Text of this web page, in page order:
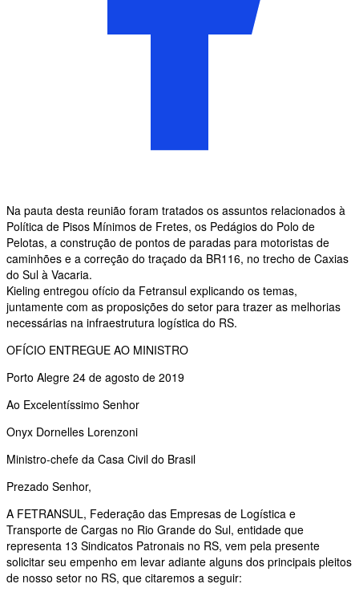
Na pauta desta reunião foram tratados os assuntos relacionados à
Política de Pisos Mínimos de Fretes, os Pedágios do Polo de
Pelotas, a construção de pontos de paradas para motoristas de
caminhões e a correção do traçado da BR116, no trecho de Caxias
do Sul à Vacaria.
Kieling entregou ofício da Fetransul explicando os temas,
juntamente com as proposições do setor para trazer as melhorias
necessárias na infraestrutura logística do RS.
OFÍCIO ENTREGUE AO MINISTRO
Porto Alegre 24 de agosto de 2019
Ao Excelentíssimo Senhor
Onyx Dornelles Lorenzoni
Ministro-chefe da Casa Civil do Brasil
Prezado Senhor,
A FETRANSUL, Federação das Empresas de Logística e
Transporte de Cargas no Rio Grande do Sul, entidade que
representa 13 Sindicatos Patronais no RS, vem pela presente
solicitar seu empenho em levar adiante alguns dos principais pleitos
de nosso setor no RS, que citaremos a seguir: